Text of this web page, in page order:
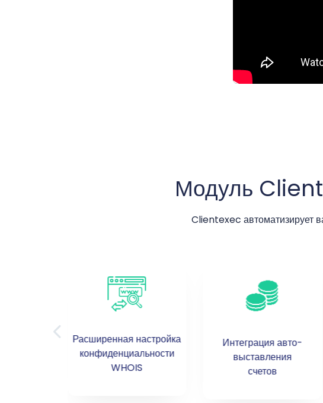
Модуль
Clientexec автоматизирует
Расширенная настройка
конфиденциальности
WHOIS
Интеграция авто-
выставления
счетов